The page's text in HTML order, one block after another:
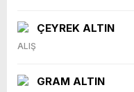
ÇEYREK ALTIN
ALIŞ
GRAM ALTIN